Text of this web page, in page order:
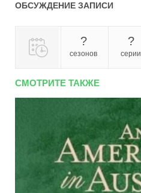
ОБСУЖДЕНИЕ ЗАПИСИ
?
сезонов
?
серии
СМОТРИТЕ ТАКЖЕ